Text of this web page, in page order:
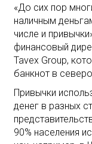
«До сих пор
наличным
числе и
финансовый
Tavex Group,
банкнот в
Привычки
денег в разных
90% населения